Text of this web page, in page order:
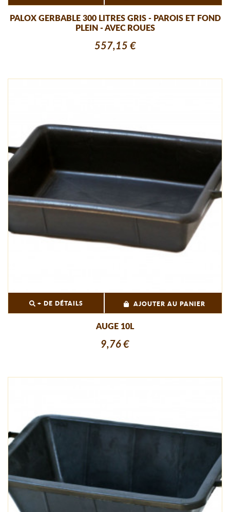
PALOX GERBABLE 300 LITRES GRIS - PAROIS ET FOND
PLEIN - AVEC ROUES
557,15 €
+ DE DÉTAILS AJOUTER AU PANIER
AUGE 10L
9,76 €